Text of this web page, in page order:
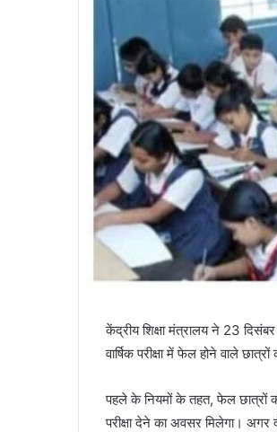
केंद्रीय शिक्षा मंत्रालय ने 23
वार्षिक परीक्षा में फेल होने वाले
पहले के नियमों के तहत, फेल छात्रों
परीक्षा देने का अवसर मिलेगा। अगर